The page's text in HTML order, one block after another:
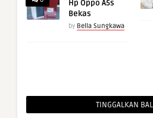
Hp Oppo A5s
Bekas
by Bella Sungkawa
TINGGALKAN